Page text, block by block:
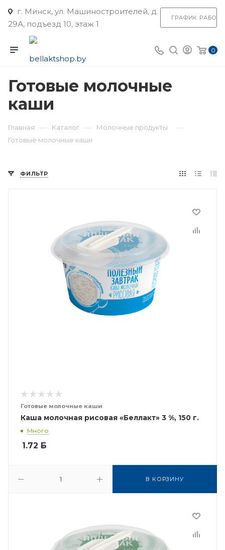
г. Минск, ул. Машиностроителей, д.
29А, подъезд 10, этаж 1
ГРАФИК
0
Готовые молочные
каши
Главная — Каталог — Молочные продукты —
Готовые молочные каши
ФИЛЬТР
Готовые молочные каши
Каша молочная рисовая «Беллакт» 3 %, 150 г.
Много
1.72 Б
В КОРЗИНУ